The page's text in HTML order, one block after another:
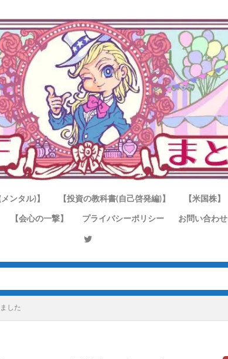
ンタル)】 【投資の教科書(自己啓発編)】 【米国株】
【会心の一撃】 プライバシーポリシー お問い合わせ
した